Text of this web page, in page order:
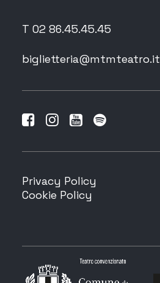
T 02 86.45.45.45
biglietteria@mtmteatro.it
Privacy Policy
Cookie Policy